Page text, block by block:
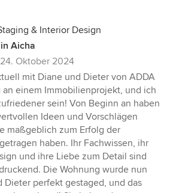
& Interior Design
Aicha
24. Oktober 2024
mit Diane und Dieter von ADDA
an einem Immobilienprojekt, und ich
sein! Von Beginn an haben
Ideen und Vorschlägen
maßgeblich zum Erfolg der
haben. Ihr Fachwissen, ihr
und ihre Liebe zum Detail sind
Die Wohnung wurde nun
Dieter perfekt gestaged, und das